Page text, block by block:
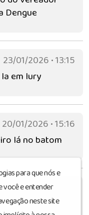
Dengue
23/01/2026 • 13:15
em Iury
20/01/2026 • 15:16
lá no batom
07/01/2026 • 14:47
Nego Anildo no
para que nós e
você e entender
neste site